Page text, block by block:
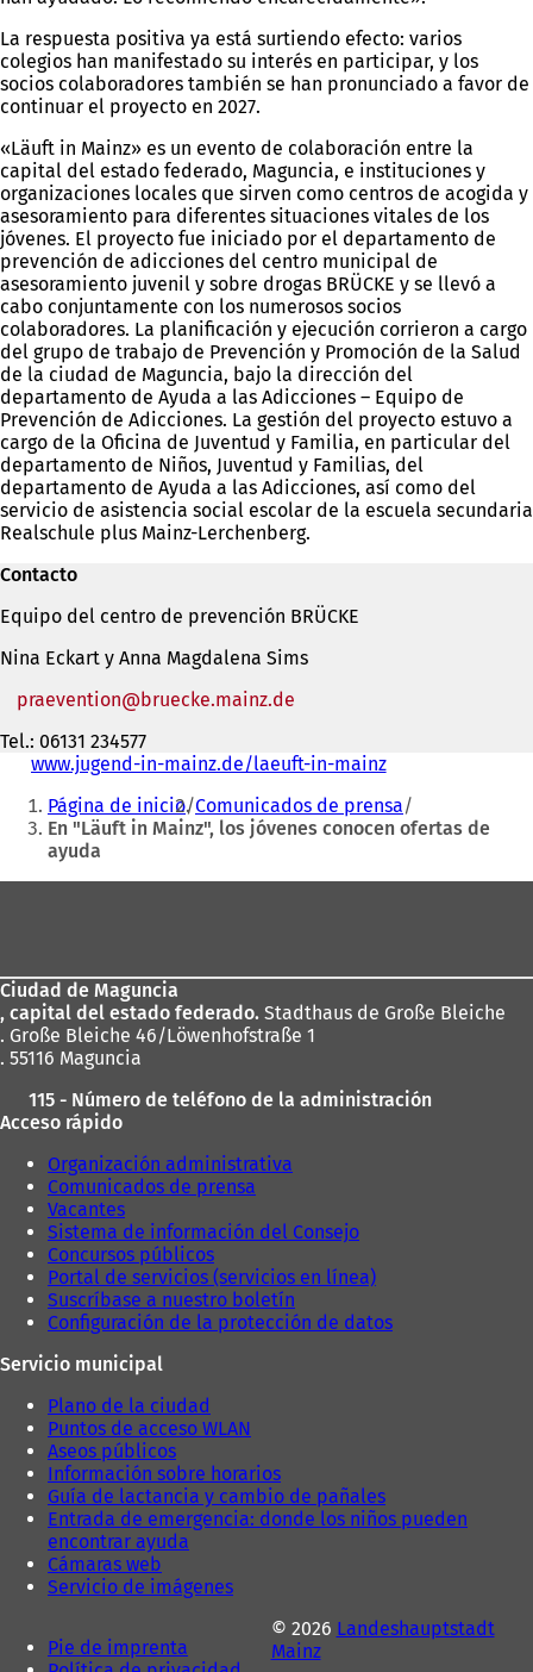
La respuesta positiva ya está surtiendo efecto: varios
colegios han manifestado su interés en participar, y los
socios colaboradores también se han pronunciado a favor de
continuar el proyecto en 2027.
«Läuft in Mainz» es un evento de colaboración entre la
capital del estado federado, Maguncia, e instituciones y
organizaciones locales que sirven como centros de acogida y
asesoramiento para diferentes situaciones vitales de los
jóvenes. El proyecto fue iniciado por el departamento de
prevención de adicciones del centro municipal de
asesoramiento juvenil y sobre drogas BRÜCKE y se llevó a
cabo conjuntamente con los numerosos socios
colaboradores. La planificación y ejecución corrieron a cargo
del grupo de trabajo de Prevención y Promoción de la Salud
de la ciudad de Maguncia, bajo la dirección del
departamento de Ayuda a las Adicciones – Equipo de
Prevención de Adicciones. La gestión del proyecto estuvo a
cargo de la Oficina de Juventud y Familia, en particular del
departamento de Niños, Juventud y Familias, del
departamento de Ayuda a las Adicciones, así como del
servicio de asistencia social escolar de la escuela secundaria
Realschule plus Mainz-Lerchenberg.
Contacto
Equipo del centro de prevención BRÜCKE
Nina Eckart y Anna Magdalena Sims
praevention
bruecke.mainz de
Tel.: 06131 234577
www.jugend-in-mainz.de/laeuft-in-mainz(
e
a
r
a
v
Estás
aquí:
Página de inicio Comunicados de prensa
En "Läuft in Mainz", los jóvenes conocen ofertas de
ayuda
pies
Ciudad de Maguncia
, capital del estado federado. Stadthaus de Große Bleiche
. Große Bleiche 46/Löwenhofstraße 1
. 55116 Maguncia
115 - Número de teléfono de la administración
Acceso rápido
Organización administrativa
Comunicados de prensa
Vacantes
Sistema de información del Consejo
Concursos públicos
Portal de servicios (servicios en línea)
Suscríbase a nuestro boletín
Configuración de la protección de datos
Servicio municipal
Plano de la ciudad
Puntos de acceso WLAN
Aseos públicos
Información sobre horarios
Guía de lactancia y cambio de pañales
Entrada de emergencia: donde los niños pueden
encontrar ayuda
Cámaras web
Servicio de imágenes
Pie de imprenta
© 2026 Landeshauptstadt
Mainz